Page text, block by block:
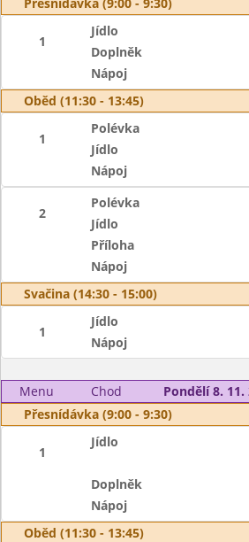
1
Jídlo
Doplněk
Nápoj
Oběd (11:30 - 13:45)
1
Polévka
Jídlo
Nápoj
2
Polévka
Jídlo
Příloha
Nápoj
Svačina (14:30 - 15:00)
1
Jídlo
Nápoj
Menu Chod
Pondělí 8. 11.
Přesnídávka (9:00 - 9:30)
1
Jídlo
Doplněk
Nápoj
Oběd (11:30 - 13:45)